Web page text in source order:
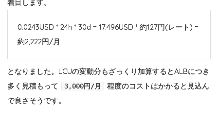
着目します。
0.0243USD * 24h * 30d = 17.496USD * 約127円(レート) =
約2,222円/月
となりました。LCUの変動分もざっくり加算するとALBにつき
多く見積もって
3,000円/月
程度のコストはかかると見込ん
で良さそうです。